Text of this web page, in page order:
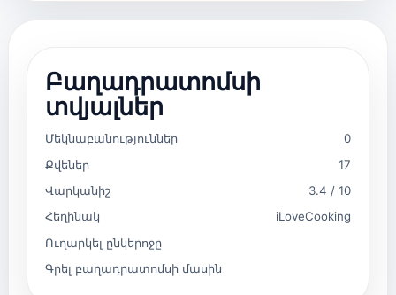
Բաղադրատոմսի
տվյալներ
Մեկնաբանություններ
0
Քվեներ
17
Վարկանիշ
3.4 / 10
Հեղինակ
iLoveCooking
Ուղարկել ընկերոջը
Գրել բաղադրատոմսի մասին